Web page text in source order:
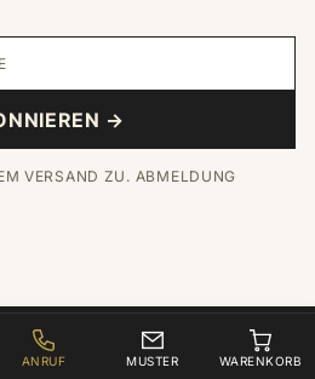
ANRUF MUSTER WARENKORB
→
VERSAND ZU. ABMELDUNG